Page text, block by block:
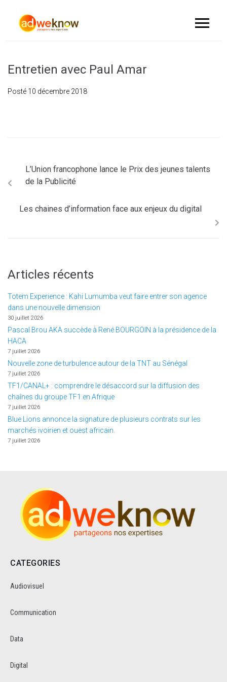
Entretien avec Paul Amar
Posté 10 décembre 2018
L’Union francophone lance le Prix des jeunes talents
de la Publicité
Les chaines d’information face aux enjeux du digital
Articles récents
Totem Experience : Kahi Lumumba veut faire entrer son agence
dans une nouvelle dimension
30 juillet 2026
Pascal Brou AKA succède à René BOURGOIN à la présidence de la
HACA
7 juillet 2026
Nouvelle zone de turbulence autour de la TNT au Sénégal
7 juillet 2026
TF1/CANAL+ : comprendre le désaccord sur la diffusion des
chaînes du groupe TF1 en Afrique
7 juillet 2026
Blue Lions annonce la signature de plusieurs contrats sur les
marchés ivoirien et ouest africain.
7 juillet 2026
CATEGORIES
Audiovisuel
Communication
Data
Digital